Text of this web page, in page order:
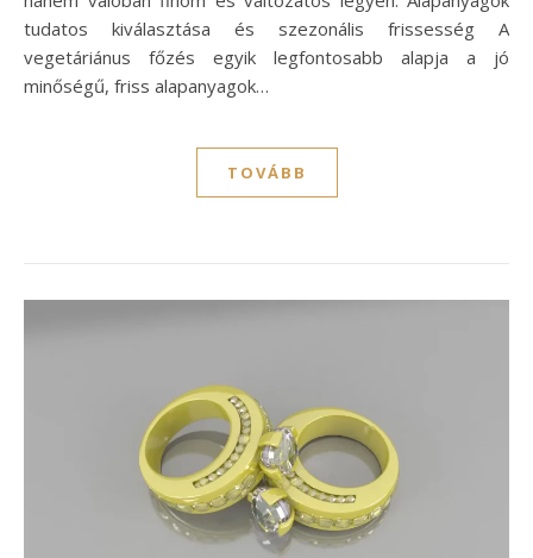
tudatos kiválasztása és szezonális frissesség A
vegetáriánus főzés egyik legfontosabb alapja a jó
minőségű, friss alapanyagok…
TOVÁBB